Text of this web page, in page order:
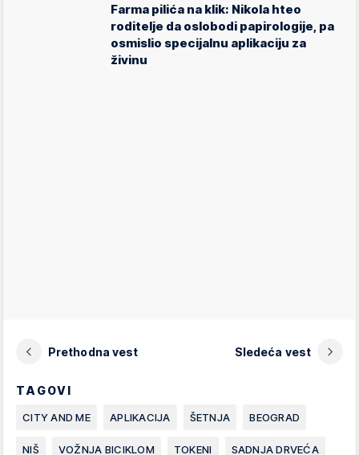
Farma pilića na klik: Nikola hteo
roditelje da oslobodi papirologije, pa
osmislio specijalnu aplikaciju za
živinu
Prethodna vest Sledeća vest
TAGOVI
CITY AND ME APLIKACIJA ŠETNJA BEOGRAD
NIŠ VOŽNJA BICIKLOM TOKENI SADNJA DRVEĆA